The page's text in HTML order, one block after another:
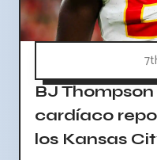
BJ
cardíaco
los Kansas